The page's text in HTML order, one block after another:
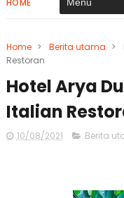
HOME
Home > Berita utama >
Restoran
Hotel Arya
Italian
10/08/2021 Berita